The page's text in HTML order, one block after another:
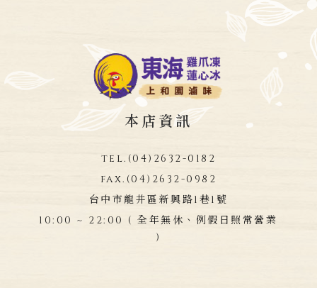
本店資訊
tel. (04)2632-0182
fax. (04)2632-0982
台中市龍井區新興路1巷1號
10:00 ~ 22:00 ( 全年無休、例假日照常營業
)